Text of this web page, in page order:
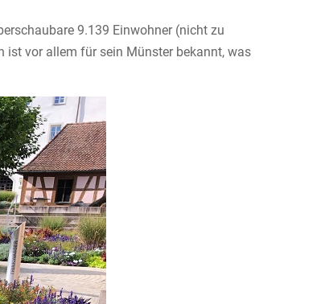
9.139 Einwohner (nicht zu
ist vor allem für sein Münster bekannt, was